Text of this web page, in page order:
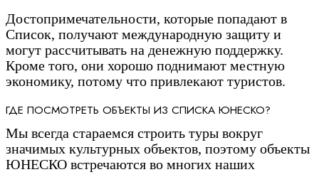
Достопримечательности, которые попадают в
Список, получают международную защиту и
могут рассчитывать на денежную поддержку.
Кроме того, они хорошо поднимают местную
экономику, потому что привлекают туристов.
ГДЕ ПОСМОТРЕТЬ ОБЪЕКТЫ ИЗ СПИСКА ЮНЕСКО?
Мы всегда стараемся строить туры вокруг
значимых культурных объектов, поэтому объекты
ЮНЕСКО встречаются во многих наших